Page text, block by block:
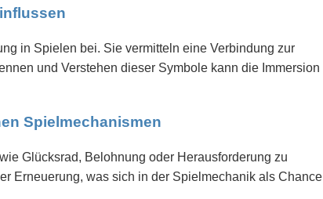
in Spielen bei. Sie vermitteln eine Verbindung zur
und Verstehen dieser Symbole kann die Immersion
Spielmechanismen
Glücksrad, Belohnung oder Herausforderung zu
Erneuerung, was sich in der Spielmechanik als Chance